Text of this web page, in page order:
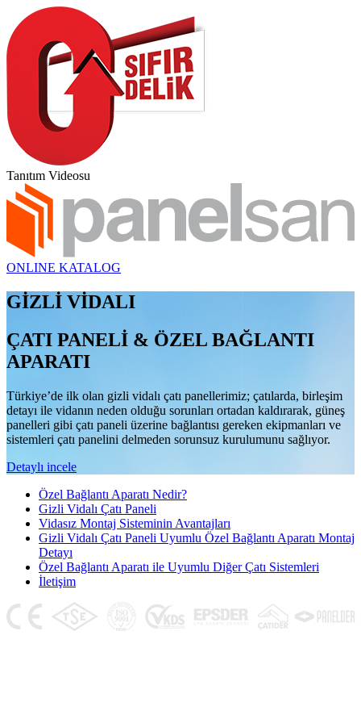
Tanıtım Videosu
ONLINE KATALOG
GİZLİ VİDALI
ÇATI PANELİ & ÖZEL BAĞLANTI
APARATI
Türkiye’de ilk olan gizli vidalı çatı panellerimiz; çatılarda, birleşim
detayı ile vidanın neden olduğu sorunları ortadan kaldırarak, güneş
panelleri gibi çatı paneli üzerine bağlantısı gereken ekipmanları ve
sistemleri çatı panelini delmeden sorunsuz kurulumunu sağlıyor.
Detaylı incele
Özel Bağlantı Aparatı Nedir?
Gizli Vidalı Çatı Paneli
Vidasız Montaj Sisteminin Avantajları
Gizli Vidalı Çatı Paneli Uyumlu Özel Bağlantı Aparatı Montaj
Detayı
Özel Bağlantı Aparatı ile Uyumlu Diğer Çatı Sistemleri
İletişim